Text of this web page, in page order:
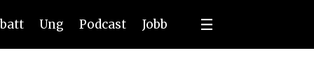
Ung Podcast Jobb